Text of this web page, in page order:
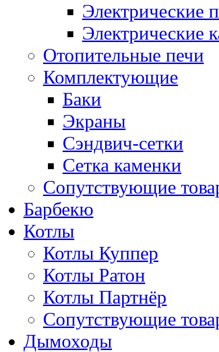
Электрические
Электрические
Отопительные печи
Комплектующие
Баки
Экраны
Сэндвич-сетки
Сетка каменки
Сопутствующие
Барбекю
Котлы
Котлы Куппер
Котлы Ратон
Котлы Партнёр
Сопутствующие
Дымоходы